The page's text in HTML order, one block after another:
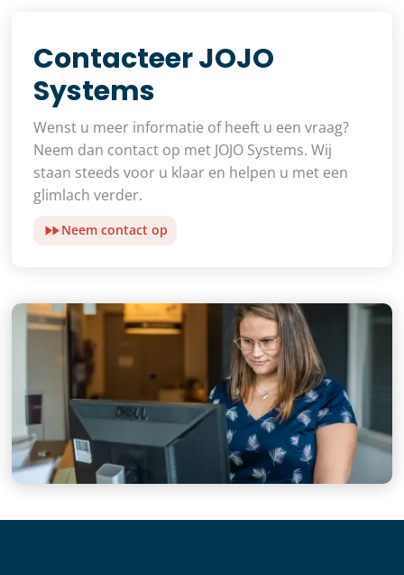
Contacteer JOJO
Systems
Wenst u meer informatie of heeft u een vraag?
Neem dan contact op met JOJO Systems. Wij
staan steeds voor u klaar en helpen u met een
glimlach verder.
Neem contact op